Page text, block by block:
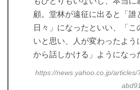
顧。堂林が遠征に出ると「誰
日々」になったといい、「こ
いと思い、人が変わったよう
から話しかける」ようになっ
https://news.yahoo.co.jp/